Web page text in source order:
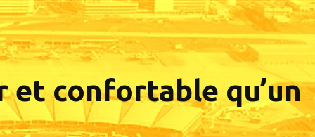
et confortable qu’un